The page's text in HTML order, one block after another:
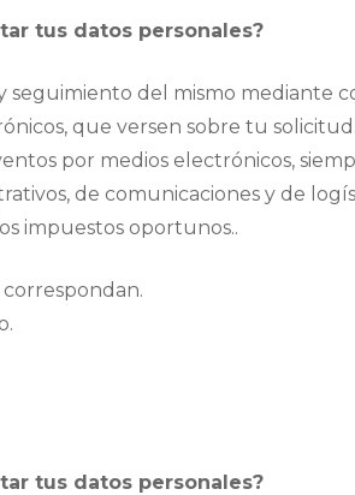
tus datos personales?
seguimiento del mismo mediante
que versen sobre tu solicitud.
por medios electrónicos,
de comunicaciones y de
impuestos oportunos..
correspondan.
tus datos personales?